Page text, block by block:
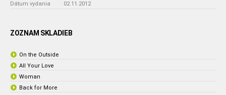
Dátum vydania
: 02.11.2012
ZOZNAM SKLADIEB
On the Outside
All Your Love
Woman
Back for More